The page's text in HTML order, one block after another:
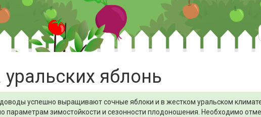
уральских яблонь
успешно выращивают сочные яблоки и в жестком уральском
параметрам зимостойкости и сезонности плодоношения. Необходимо